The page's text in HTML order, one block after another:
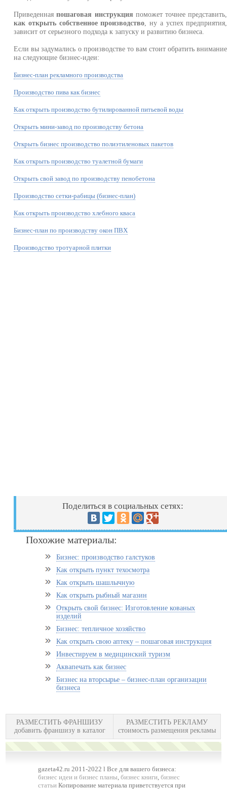
Приведеннаяпошаговая инструкция поможет точнее представить,
как открыть собственное производство, ну а успех предприятия,
зависит от серьезного подхода к запуску и развитию бизнеса.
Если вы задумались о производстве то вам стоит обратить внимание
на следующие бизнес-идеи:
Бизнес-план рекламного производства
Производство пива как бизнес
Как открыть производство бутилированной питьевой воды
Открыть мини-завод по производству бетона
Открыть бизнес производство полиэтиленовых пакетов
Как открыть производство туалетной бумаги
Открыть свой завод по производству пенобетона
Производство сетки-рабицы (бизнес-план)
Как открыть производство хлебного кваса
Бизнес-план по производству окон ПВХ
Производство тротуарной плитки
Поделиться в социальных сетях:
Похожие материалы:
Бизнес: производство галстуков
Как открыть пункт техосмотра
Как открыть шашлычную
Как открыть рыбный магазин
Открыть свой бизнес: Изготовление кованых
изделий
Бизнес: тепличное хозяйство
Как открыть свою аптеку – пошаговая инструкция
Инвестируем в медицинский туризм
Аквапечать как бизнес
Бизнес на вторсырье – бизнес-план организации
бизнеса
РАЗМЕСТИТЬ ФРАНШИЗУ
добавить франшизу в каталог
РАЗМЕСТИТЬ РЕКЛАМУ
стоимость размещения рекламы
gazeta42.ru 2011-2022 l Все для вашего бизнеса:
бизнес идеи и бизнес планы,бизнес книги,бизнес
статьи Копирование материала приветствуется при